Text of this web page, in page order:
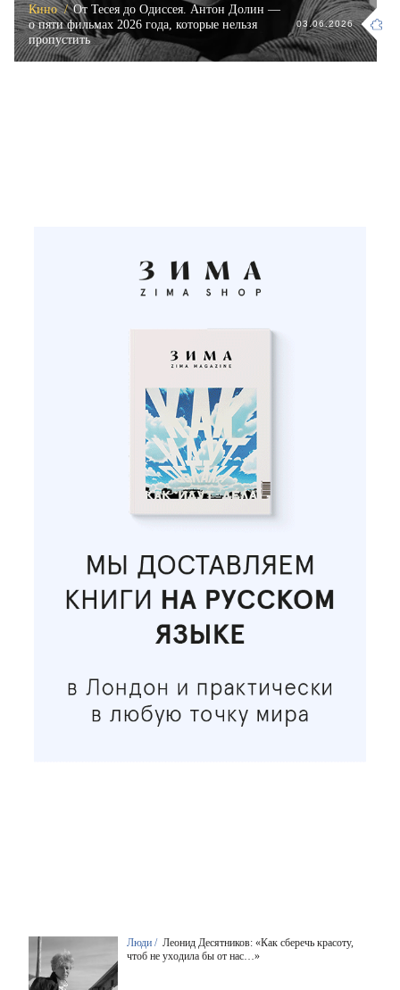
Кино / От Тесея до Одиссея. Антон Долин —
о пяти фильмах 2026 года, которые нельзя
пропустить
03.06.2026
Люди / Леонид Десятников: «Как сберечь красоту,
чтоб не уходила бы от нас…»